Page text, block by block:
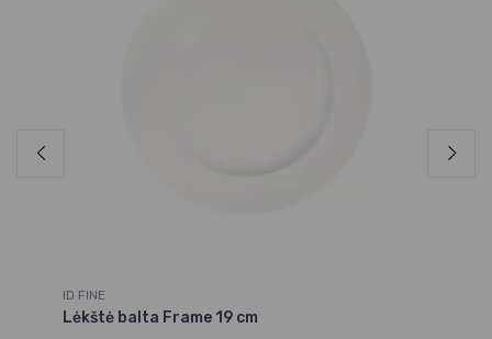
ID FINE
Lėkštė balta Frame 19 cm